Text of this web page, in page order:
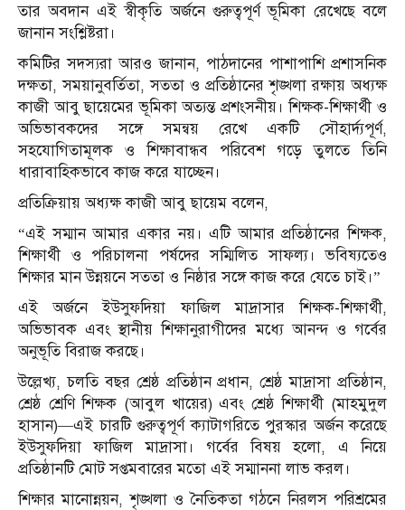
তার অবদান এই স্বীকৃতি অর্জনে গুরুত্বপূর্ণ ভূমিকা রেখেছে বলে
জানান সংশ্লিষ্টরা।
কমিটির সদস্যরা আরও জানান, পাঠদানের পাশাপাশি প্রশাসনিক
দক্ষতা, সময়ানুবর্তিতা, সততা ও প্রতিষ্ঠানের শৃঙ্খলা রক্ষায় অধ্যক্ষ
কাজী আবু ছায়েমের ভূমিকা অত্যন্ত প্রশংসনীয়। শিক্ষক-শিক্ষার্থী ও
অভিভাবকদের সঙ্গে সমন্বয় রেখে একটি সৌহার্দ্যপূর্ণ,
সহযোগিতামূলক ও শিক্ষাবান্ধব পরিবেশ গড়ে তুলতে তিনি
ধারাবাহিকভাবে কাজ করে যাচ্ছেন।
প্রতিক্রিয়ায় অধ্যক্ষ কাজী আবু ছায়েম বলেন,
“এই সম্মান আমার একার নয়। এটি আমার প্রতিষ্ঠানের শিক্ষক,
শিক্ষার্থী ও পরিচালনা পর্ষদের সম্মিলিত সাফল্য। ভবিষ্যতেও
শিক্ষার মান উন্নয়নে সততা ও নিষ্ঠার সঙ্গে কাজ করে যেতে চাই।”
এই অর্জনে ইউসুফদিয়া ফাজিল মাদ্রাসার শিক্ষক-শিক্ষার্থী,
অভিভাবক এবং স্থানীয় শিক্ষানুরাগীদের মধ্যে আনন্দ ও গর্বের
অনুভূতি বিরাজ করছে।
উল্লেখ্য, চলতি বছর শ্রেষ্ঠ প্রতিষ্ঠান প্রধান, শ্রেষ্ঠ মাদ্রাসা প্রতিষ্ঠান,
শ্রেষ্ঠ শ্রেণি শিক্ষক (আবুল খায়ের) এবং শ্রেষ্ঠ শিক্ষার্থী (মাহমুদুল
হাসান)—এই চারটি গুরুত্বপূর্ণ ক্যাটাগরিতে পুরস্কার অর্জন করেছে
ইউসুফদিয়া ফাজিল মাদ্রাসা। গর্বের বিষয় হলো, এ নিয়ে
প্রতিষ্ঠানটি মোট সপ্তমবারের মতো এই সম্মাননা লাভ করল।
শিক্ষার মানোন্নয়ন, শৃঙ্খলা ও নৈতিকতা গঠনে নিরলস পরিশ্রমের